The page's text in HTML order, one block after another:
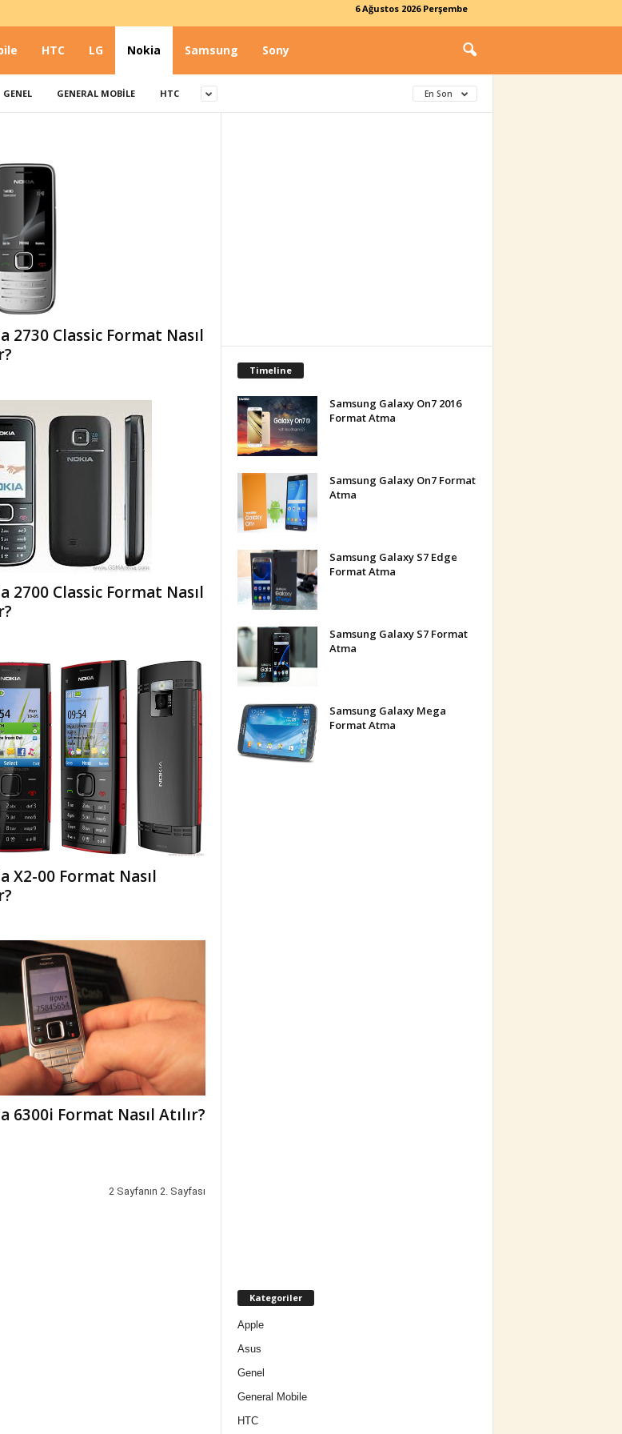
6 Ağustos 2026 Perşembe
HTC LG Nokia Samsung Sony
GENEL GENERAL MOBILE HTC En Son
2730 Classic Format Nasıl
2700 Classic Format Nasıl
X2-00 Format Nasıl
6300i Format Nasıl Atılır?
2 Sayfanın 2. Sayfası
Timeline
Samsung Galaxy On7 2016
Format Atma
Samsung Galaxy On7 Format
Atma
Samsung Galaxy S7 Edge
Format Atma
Samsung Galaxy S7 Format
Atma
Samsung Galaxy Mega
Format Atma
Kategoriler
Apple
Asus
Genel
General Mobile
HTC